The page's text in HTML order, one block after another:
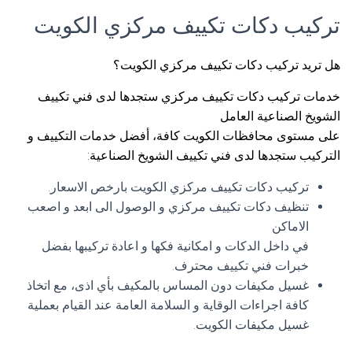
تركيب دكات تكييف مركزي الكويت
هل تريد تركيب دكات تكييف مركزي الكويت؟
خدمات تركيب دكات تكييف مركزي ستجدها لدى فني تكييف
الشويخ الصناعية العامل
على مستوى محافظات الكويت كافة، أفضل خدمات التكييف و
التركيب ستجدها لدى فني تكييف الشويخ الصناعية:
تركيب دكات تكييف مركزي الكويت بارخص الاسعار.
تنظيف دكات تكييف مركزي و الوصول الى ابعد و اصعب
الاماكن
في داخل الدكات و امكانية فكها و اعادة تركيبها بفضل
خبرات فني تكييف محترف.
غسيل مكيفات دون المساس بالمكيف بأي اذى، مع اتخاذ
كافة اجراءات الوقاية و السلامة العامة عند القيام بعملية
غسيل مكيفات الكويت.